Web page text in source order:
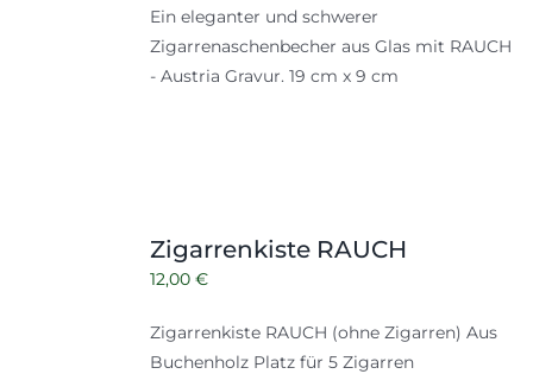
Ein eleganter und schwerer
Zigarrenaschenbecher aus Glas mit RAUCH
- Austria Gravur. 19 cm x 9 cm
Zigarrenkiste RAUCH
12,00 €
Zigarrenkiste RAUCH (ohne Zigarren) Aus
Buchenholz Platz für 5 Zigarren